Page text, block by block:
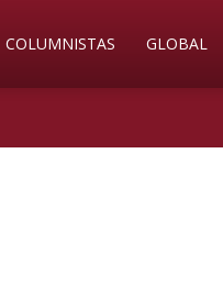
COLUMNISTAS GLOBAL